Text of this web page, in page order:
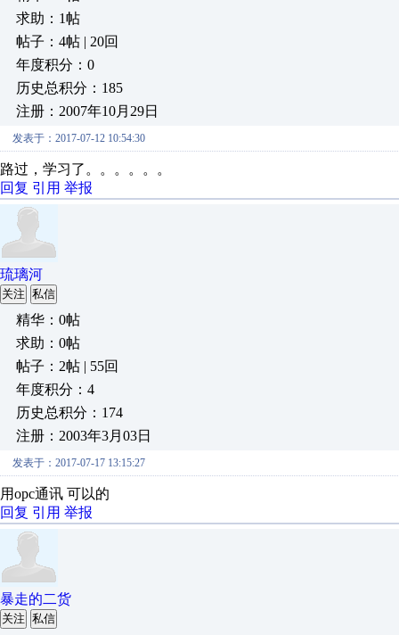
求助：1帖
帖子：4帖 | 20回
年度积分：0
历史总积分：185
注册：2007年10月29日
发表于：2017-07-12 10:54:30
路过，学习了。。。。。。
回复 引用 举报
琉璃河
关注 私信
精华：0帖
求助：0帖
帖子：2帖 | 55回
年度积分：4
历史总积分：174
注册：2003年3月03日
发表于：2017-07-17 13:15:27
用opc通讯 可以的
回复 引用 举报
暴走的二货
关注 私信